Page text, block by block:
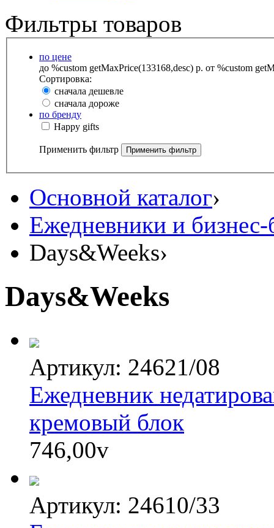
Фильтры товаров
по цене
до %custom getMaxPrice(133168,desc) р. от %custom
Сортировка:
сначала дешевле
сначала дороже
по бренду
Happy gifts
Применить фильтр
Основной каталог›
Ежедневники и
Days&Weeks›
Days&Weeks
Артикул: 24621/08
Ежедневник
кремовый блок
746,00v
Артикул: 24610/33